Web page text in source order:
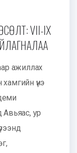
VII-IX
ажиллах
үнэ
Авьяас, ур